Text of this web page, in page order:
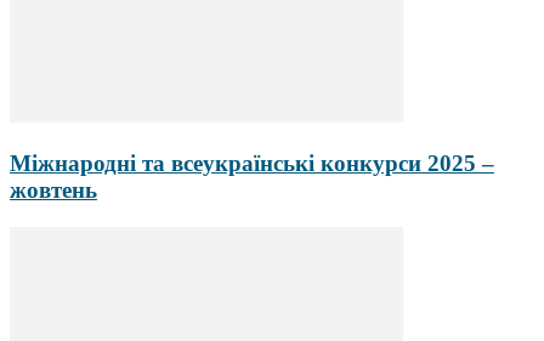
Міжнародні та всеукраїнські конкурси 2025 –
жовтень